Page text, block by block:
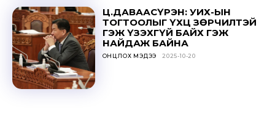
Ц.ДАВААСҮРЭН: УИХ-ЫН
ТОГТООЛЫГ ҮХЦ ЗӨРЧИЛТЭЙ
ГЭЖ ҮЗЭХГҮЙ БАЙХ ГЭЖ
НАЙДАЖ БАЙНА
ОНЦЛОХ МЭДЭЭ 2025-10-20